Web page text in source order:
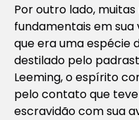
Por outro lado,
fundamentais em
que era uma espécie
destilado pelo
Leeming, o espírito
pelo contato que
escravidão com sua